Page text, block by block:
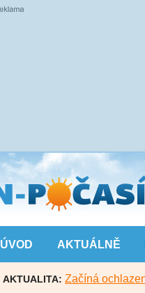
ÚVOD AKTUÁLNĚ
AKTUALITA: Začíná